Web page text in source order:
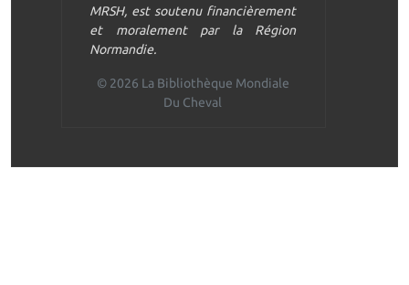
MRSH, est soutenu financièrement
et moralement par la Région
Normandie.
© 2026 La Bibliothèque Mondiale
Du Cheval